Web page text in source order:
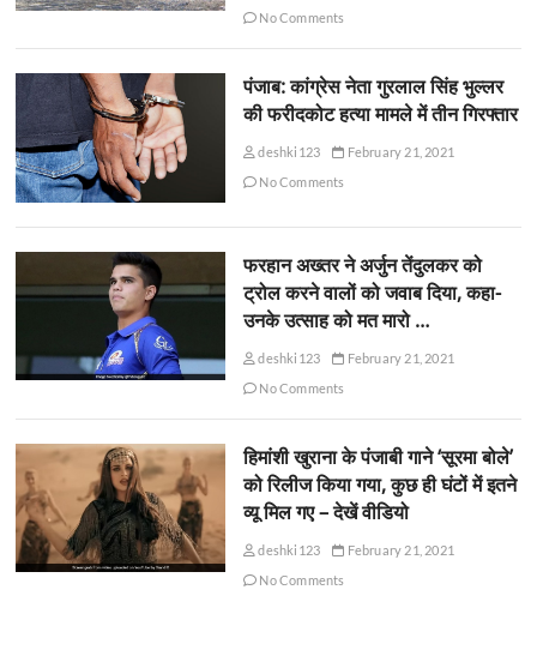
No Comments
पंजाब: कांग्रेस नेता गुरलाल सिंह भुल्लर
की फरीदकोट हत्या मामले में तीन गिरफ्तार
deshki123
February 21, 2021
No Comments
फरहान अख्तर ने अर्जुन तेंदुलकर को
ट्रोल करने वालों को जवाब दिया, कहा-
उनके उत्साह को मत मारो …
deshki123
February 21, 2021
No Comments
हिमांशी खुराना के पंजाबी गाने ‘सूरमा बोले’
को रिलीज किया गया, कुछ ही घंटों में इतने
व्यू मिल गए – देखें वीडियो
deshki123
February 21, 2021
No Comments